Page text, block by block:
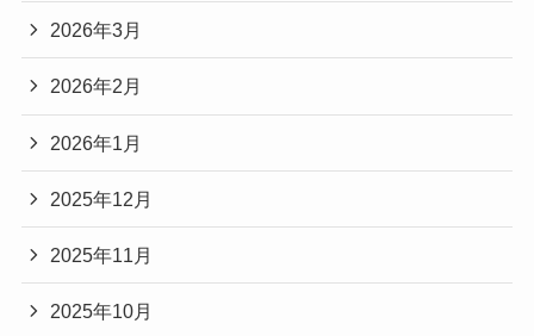
2026年3月
2026年2月
2026年1月
2025年12月
2025年11月
2025年10月